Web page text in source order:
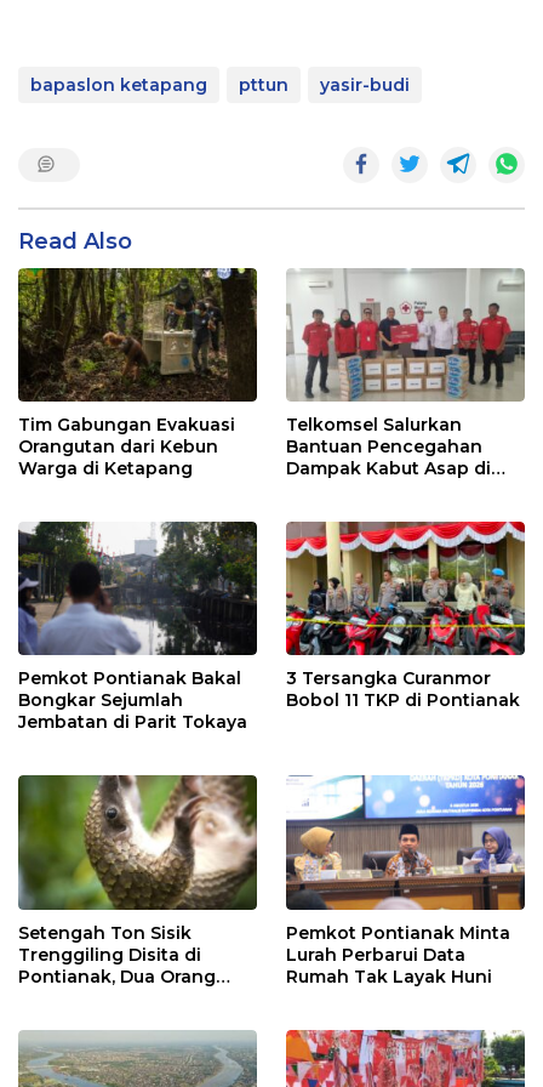
bapaslon ketapang pttun yasir-budi
Read Also
Tim Gabungan Evakuasi
Orangutan dari Kebun
Warga di Ketapang
Telkomsel Salurkan
Bantuan Pencegahan
Dampak Kabut Asap di
Pemkot Pontianak Bakal
Bongkar Sejumlah
Jembatan di Parit Tokaya
3 Tersangka Curanmor
Bobol 11 TKP di Pontianak
Setengah Ton Sisik
Trenggiling Disita di
Pontianak, Dua Orang
Pemkot Pontianak Minta
Lurah Perbarui Data
Rumah Tak Layak Huni